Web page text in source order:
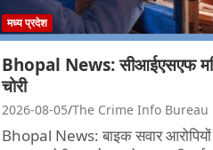
मध्य प्रदेश
Bhopal News: सीआईएसएफ
चोरी
2026-08-05 The Crime Info Bureau
Bhopal News: बाइक सवार